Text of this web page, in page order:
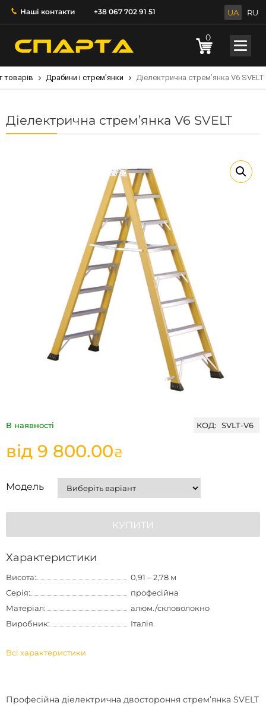
Наші контакти +38 067 702 91 51 UA RU
0
товарів Драбини і стрем'янки Діелектрична стрем’янка V6 SVELT
Діелектрична стрем’янка V6 SVELT
В наявності КОД: SVLT-V6
від 9 800.00₴
Модель
КУПИТИ
Характеристики
Висота:
0,91 – 2,78 м
Серія:
професійна
Матеріал:
алюм./скловолокно
Виробник:
Італія
Всі характеристики
Професійна діелектрична двостороння стрем’янка SVELT